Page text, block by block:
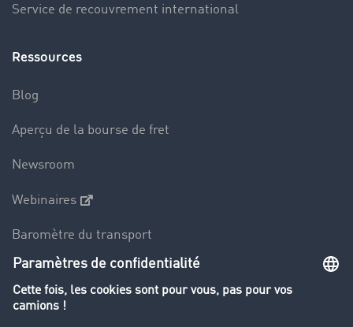
Service de recouvrement international
Ressources
Blog
Aperçu de la bourse de fret
Newsroom
Webinaires
Baromètre du transport
Le dictionnaire du transport
Interdiction de circulation des poids lourds